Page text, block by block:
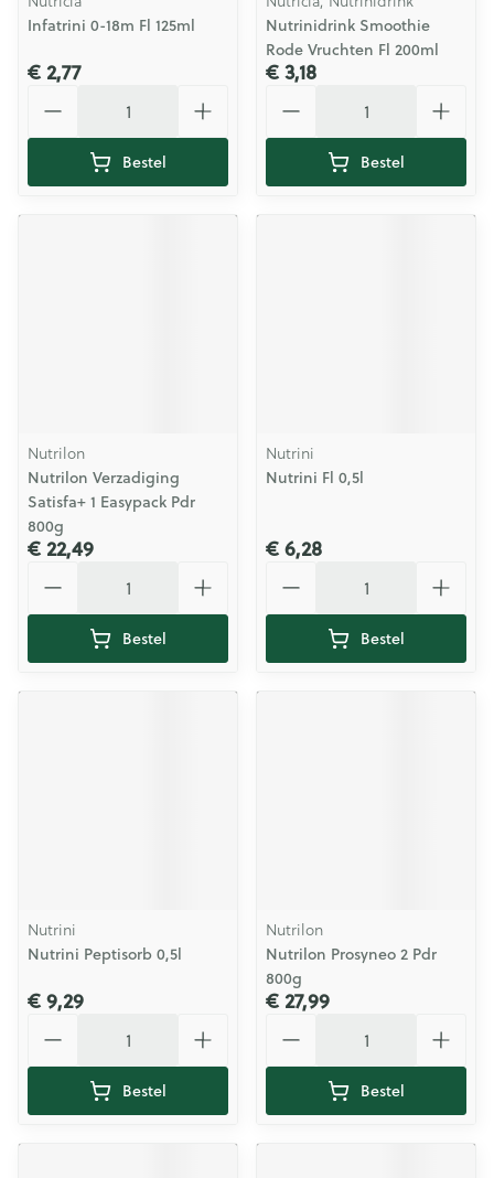
Infatrini 0-18m Fl 125ml
€ 2,77
Bestel
Nutrinidrink Smoothie
Rode Vruchten Fl 200ml
€ 3,18
Bestel
Nutrilon
Nutrilon Verzadiging
Satisfa+ 1 Easypack Pdr
800g
€ 22,49
Bestel
Nutrini
Nutrini Fl 0,5l
€ 6,28
Bestel
Nutrini
Nutrini Peptisorb 0,5l
€ 9,29
Bestel
Nutrilon
Nutrilon Prosyneo 2 Pdr
800g
€ 27,99
Bestel